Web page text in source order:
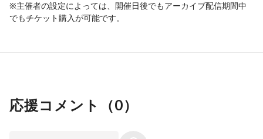
※主催者の設定によっては、開催日後でもアーカイブ配信期間中
でもチケット購入が可能です。
応援コメント（0）